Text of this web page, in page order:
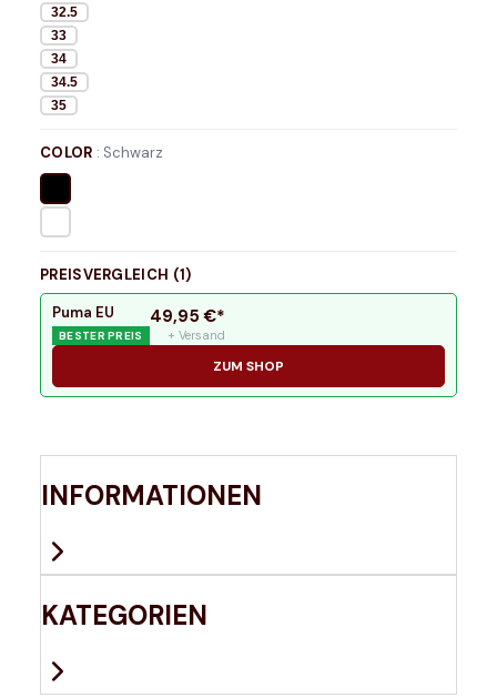
32.5
33
34
34.5
35
COLOR : Schwarz
PREISVERGLEICH (1)
Puma EU
BESTER PREIS
49,95 €*
+ Versand
ZUM SHOP
INFORMATIONEN
KATEGORIEN